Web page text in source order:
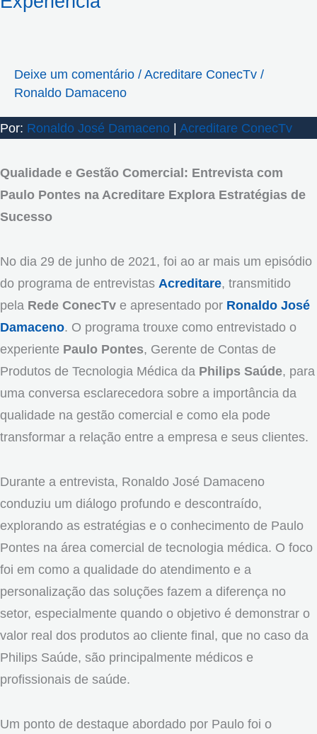
Deixe um comentário /Acreditare ConecTv /
Ronaldo Damaceno
Por: Ronaldo José Damaceno | Acreditare ConecTv
Qualidade e Gestão Comercial: Entrevista com
Paulo Pontes na Acreditare Explora Estratégias de
Sucesso
No dia 29 de junho de 2021, foi ao ar mais um episódio
do programa de entrevistas Acreditare, transmitido
pela Rede ConecTv e apresentado por Ronaldo José
Damaceno. O programa trouxe como entrevistado o
experiente Paulo Pontes, Gerente de Contas de
Produtos de Tecnologia Médica da Philips Saúde, para
uma conversa esclarecedora sobre a importância da
qualidade na gestão comercial e como ela pode
transformar a relação entre a empresa e seus clientes.
Durante a entrevista, Ronaldo José Damaceno
conduziu um diálogo profundo e descontraído,
explorando as estratégias e o conhecimento de Paulo
Pontes na área comercial de tecnologia médica. O foco
foi em como a qualidade do atendimento e a
personalização das soluções fazem a diferença no
setor, especialmente quando o objetivo é demonstrar o
valor real dos produtos ao cliente final, que no caso da
Philips Saúde, são principalmente médicos e
profissionais de saúde.
Um ponto de destaque abordado por Paulo foi o